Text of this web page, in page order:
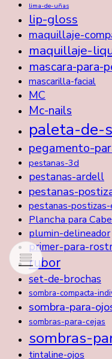
lima-de-uñas
lip-gloss
maquillaje-
maquillaje-
mascara-para-
mascarilla-facial
MC
Mc-nails
paleta-de-
pegamento-
pestanas-3d
pestanas-ardell
pestanas-
pestanas-postizas-
Plancha para
plumin-delineador
primer-para-
rubor
set-de-brochas
sombra-compacta-
sombra-para-
sombras-para-cejas
sombras-
tintaline-ojos